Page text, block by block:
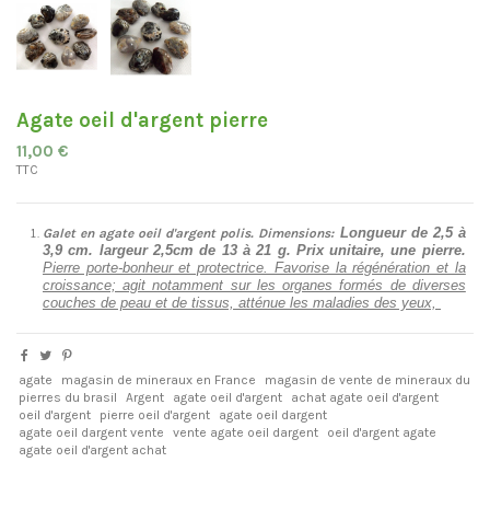
Agate oeil d'argent pierre
11,00 €
TTC
Galet en agate oeil d'argent polis. Dimensions:Longueur de 2,5 à
3,9 cm. largeur 2,5cm de 13 à 21 g. Prix unitaire, une pierre.
Pierre porte-bonheur et protectrice. Favorise la régénération et la
croissance; agit notamment sur les organes formés de diverses
couches de peau et de tissus, atténue les maladies des yeux,
agate magasin de mineraux en France
magasin de vente de mineraux du
pierres du brasil
Argent agate oeil d'argent
achat agate oeil d'argent
oeil d'argent
pierre oeil d'argent
agate oeil dargent
agate oeil dargent vente
vente agate oeil dargent
oeil d'argent agate
agate oeil d'argent achat